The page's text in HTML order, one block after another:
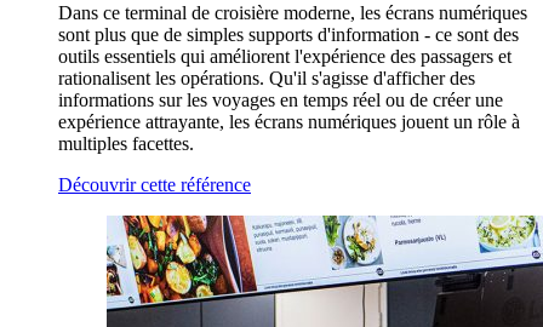
Dans ce terminal de croisière moderne, les écrans numériques
sont plus que de simples supports d'information - ce sont des
outils essentiels qui améliorent l'expérience des passagers et
rationalisent les opérations. Qu'il s'agisse d'afficher des
informations sur les voyages en temps réel ou de créer une
expérience attrayante, les écrans numériques jouent un rôle à
multiples facettes.
Découvrir cette référence